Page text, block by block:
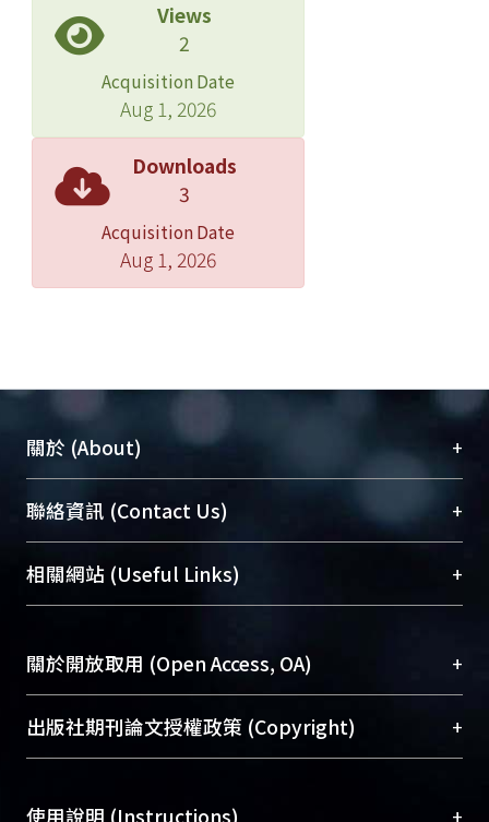
Views
2
Acquisition Date
Aug 1, 2026
Downloads
3
Acquisition Date
Aug 1, 2026
關於 (About) +
臺大位居世界頂尖大學之列，為永久珍藏及向國際
展現本校豐碩的研究成果及學術能量，圖書館整合
機構典藏（NTUR）與學術庫（AH）不同功能平
台，成為臺大學術典藏NTU scholars。期能整合研
成果。
To permanently archive and promote researcher
profiles and scholarly works, Library integrates the
services of “NTU Repository” with “Academic
聯絡資訊 (Contact Us) +
總館學科館員(Main Library)
醫學圖書館學科館員(Medical Library)
Sciences Library)
相關網站 (Useful Links) +
關於開放取用 (Open Access, OA) +
開放取用是從使用者角度提升資訊取用性的社會運
動，應用在學術研究上是透過將研究著作公開供使
用逐年攀升。同時可加速研究發展、提升研究影響
出版社期刊論文授權政策 (Copyright) +
使用說明 (Instructions) +